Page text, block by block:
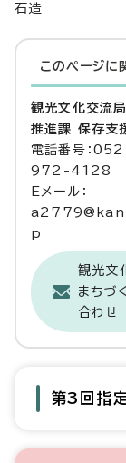
石造
このページに
観光文化交流
推進課 保存支
電話番号：
972-4128
Eメール：
p
観光文
まちづ
合わせ
第3回指